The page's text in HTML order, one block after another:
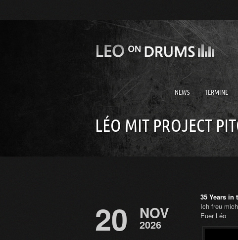
NEWS TERMINE
LÉO MIT PROJECT
20 NOV
2026
35 Years in
Ich freu
Euer Léo